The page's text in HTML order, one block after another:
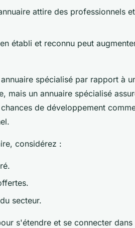
attire des professionnels
établi et reconnu peut
spécialisé par rapport à
mais un annuaire spécialisé
de développement
considérez :
secteur.
s'étendre et se connecter